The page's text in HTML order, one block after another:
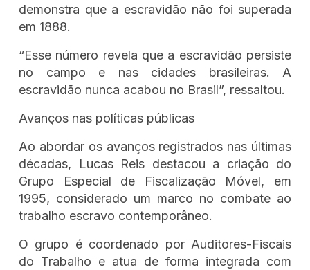
demonstra que a escravidão não foi superada
em 1888.
“Esse número revela que a escravidão persiste
no campo e nas cidades brasileiras. A
escravidão nunca acabou no Brasil”, ressaltou.
Avanços nas políticas públicas
Ao abordar os avanços registrados nas últimas
décadas, Lucas Reis destacou a criação do
Grupo Especial de Fiscalização Móvel, em
1995, considerado um marco no combate ao
trabalho escravo contemporâneo.
O grupo é coordenado por Auditores-Fiscais
do Trabalho e atua de forma integrada com